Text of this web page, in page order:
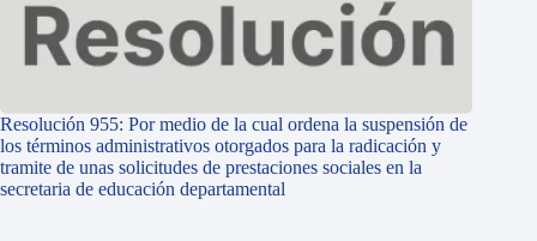
Resolución 955: Por medio de la cual ordena la suspensión de
los términos administrativos otorgados para la radicación y
tramite de unas solicitudes de prestaciones sociales en la
secretaria de educación departamental